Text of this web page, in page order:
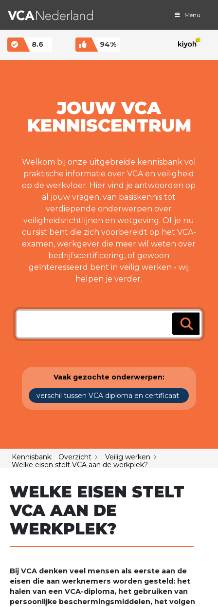
MAIN NAVIGATION Menu
8.6 94%
JOUW VCA
KENNISCENTRUM
Welkom bij onze uitgebreide kennisbank vol
praktische informatie over VCA en veiligheid
op de werkvloer. Hier vind je antwoorden op
al jouw vragen, van basiskennis tot
verdiepende onderwerpen over
veiligheidsrichtlijnen en wetgeving. Of je nu
cursist bent die zich voorbereidt op het VCA-
examen, werkgever die meer wil weten over
bedrijfscertificering, of gewoon
geïnteresseerd bent in veilig werken - wij
helpen je verder.
Vaak gezochte onderwerpen:
verschil tussen VCA diploma en certificaat
Kennisbank: Overzicht
Veilig werken
Welke eisen stelt VCA aan de werkplek?
WELKE EISEN STELT
VCA AAN DE
WERKPLEK?
Bij VCA denken veel mensen als eerste aan de
eisen die aan werknemers worden gesteld: het
halen van een VCA-diploma, het gebruiken van
persoonlijke beschermingsmiddelen, het volgen